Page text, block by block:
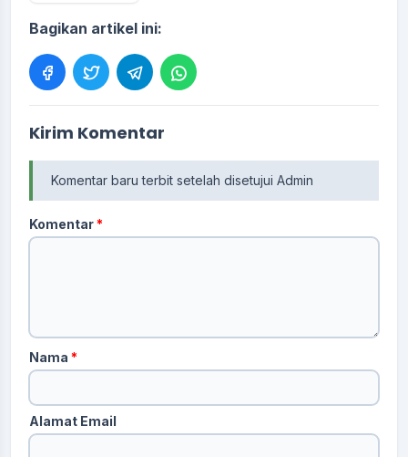
Bagikan artikel ini:
Kirim Komentar
Komentar baru terbit setelah disetujui Admin
Komentar*
Nama *
Alamat Email